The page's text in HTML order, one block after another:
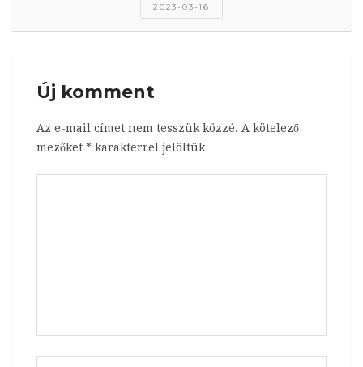
2023-03-16
Új komment
Az e-mail címet nem tesszük közzé. A kötelező
mezőket * karakterrel jelöltük